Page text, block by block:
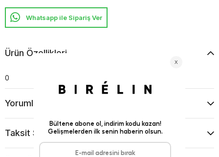
Whatsapp ile Sipariş Ver
Ürün Özellikleri
0
Yorumlar
Taksit Seçenekleri